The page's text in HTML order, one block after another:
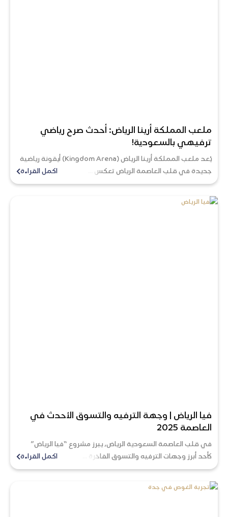
ملعب المملكة أرينا الرياض: أحدث صرح رياضي
ترفيهي بالسعودية!
يُعد ملعب المملكة أرينا الرياض (Kingdom Arena) أيقونة رياضية
جديدة في قلب العاصمة الرياض تعكس ...
اكمل القراءة
فيا الرياض | وجهة الترفيه والتسوق الأحدث في
العاصمة 2025
في قلب العاصمة السعودية الرياض، يبرز مشروع “فيا الرياض”
كأحد أبرز وجهات الترفيه والتسوق الفاخرة ...
اكمل القراءة